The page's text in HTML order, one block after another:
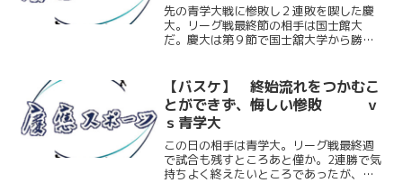
先の青学大戦に惨敗し２連敗を喫した慶
大。リーグ戦最終節の相手は国士館大
だ。慶大は第９節で国士舘大学から勝利
が、インカレのシード枠を獲得できる７
位以上を目指すためにはこの...
【バスケ】 終始流れをつかむこ
とができず、悔しい惨敗 ｖ
ｓ青学大
この日の相手は青学大。リーグ戦最終週
で試合も残すところあと僅か。2連勝で気
持ちよく終えたいところであったが、ミ